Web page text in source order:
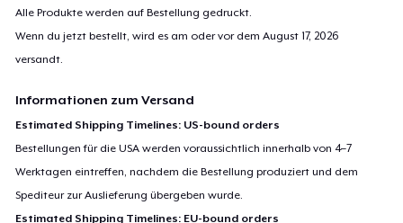
Alle Produkte werden auf Bestellung gedruckt.
Wenn du jetzt bestellt, wird es am oder vor demAugust 17, 2026
versandt.
Informationen zum Versand
Estimated Shipping Timelines: US-bound orders
Bestellungen für die USA werden voraussichtlich innerhalb von 4–7
Werktagen eintreffen, nachdem die Bestellung produziert und dem
Spediteur zur Auslieferung übergeben wurde.
Estimated Shipping Timelines: EU-bound orders